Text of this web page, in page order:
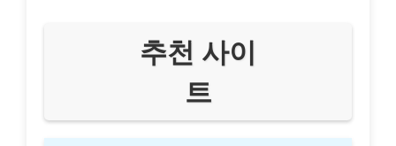
추천 사이
트